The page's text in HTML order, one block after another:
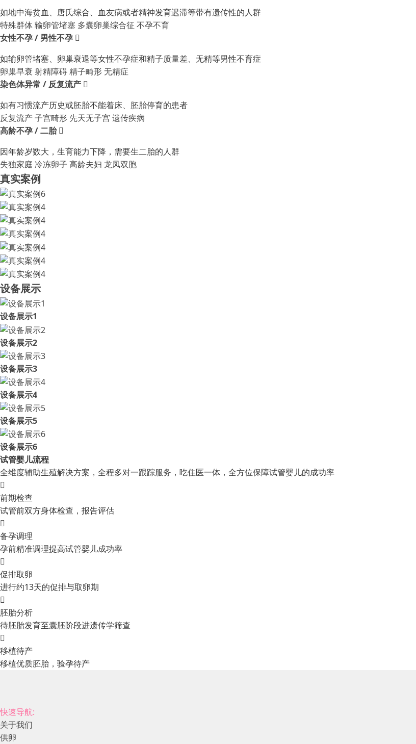
如地中海贫血、唐氏综合、血友病或者精神发育迟滞等带有遗传性的人群
特殊群体输卵管堵塞 多囊卵巢综合征 不孕不育
女性不孕 / 男性不孕 
如输卵管堵塞、卵巢衰退等女性不孕症和精子质量差、无精等男性不育症
卵巢早衰 射精障碍精子畸形 无精症
染色体异常 / 反复流产 
如有习惯流产历史或胚胎不能着床、胚胎停育的患者
反复流产子宫畸形 先天无子宫 遗传疾病
高龄不孕 / 二胎
因年龄岁数大，生育能力下降，需要生二胎的人群
失独家庭 冷冻卵子 高龄夫妇 龙凤双胞
真实案例
设备展示
设备展示1
设备展示2
设备展示3
设备展示4
设备展示5
设备展示6
试管婴儿流程
全维度辅助生殖解决方案，全程多对一跟踪服务，吃住医一体，全方位保障试管婴儿的成功率

前期检查
试管前双方身体检查，报告评估

备孕调理
孕前精准调理提高试管婴儿成功率

促排取卵
进行约13天的促排与取卵期

胚胎分析
待胚胎发育至囊胚阶段进遗传学筛查

移植待产
移植优质胚胎，验孕待产
快速导航:
关于我们
供卵